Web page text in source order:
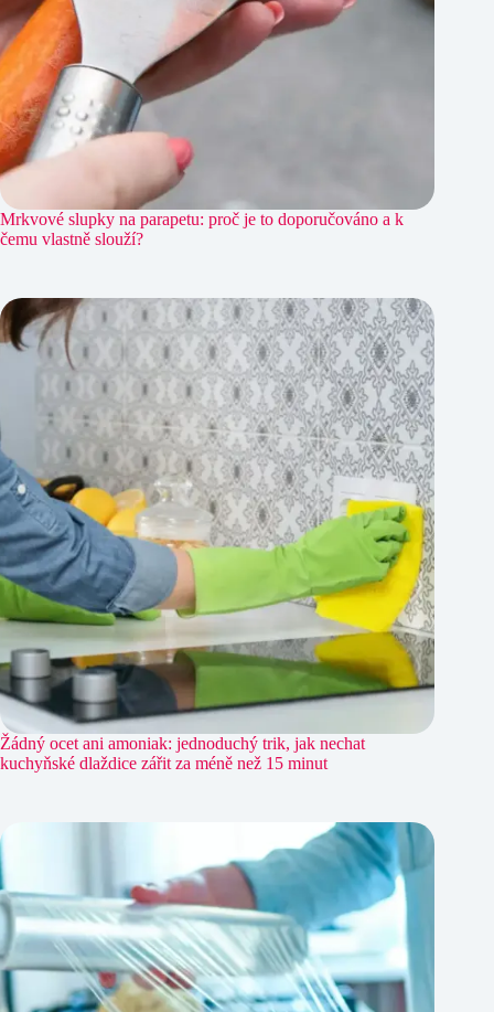
Mrkvové slupky na parapetu: proč je to doporučováno a k
čemu vlastně slouží?
Žádný ocet ani amoniak: jednoduchý trik, jak nechat
kuchyňské dlaždice zářit za méně než 15 minut